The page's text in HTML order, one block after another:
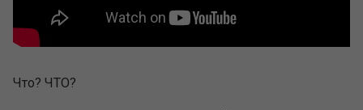
Что? ЧТО?